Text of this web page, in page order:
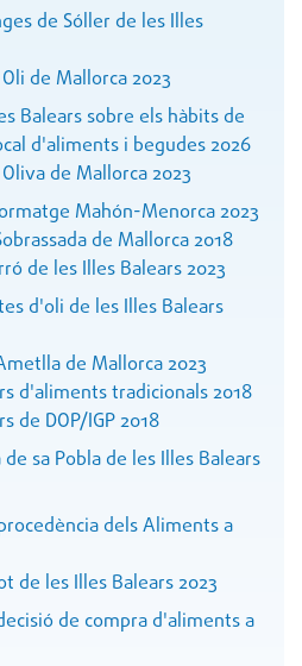
de Sóller de les Illes
de Mallorca 2023
Balears sobre els hàbits de
d'aliments i begudes 2026
de Mallorca 2023
Mahón-Menorca 2023
de Mallorca 2018
de les Illes Balears 2023
d'oli de les Illes Balears
de Mallorca 2023
d'aliments tradicionals 2018
de DOP/IGP 2018
sa Pobla de les Illes Balears
dels Aliments a
de les Illes Balears 2023
de compra d'aliments a